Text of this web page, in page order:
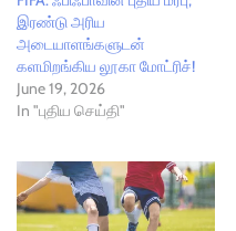
இரண்டு அரிய
அடையாளங்களுடன்
களமிறங்கிய லூகா மோட்ரிச்!
June 19, 2026
In "புதிய செய்தி"